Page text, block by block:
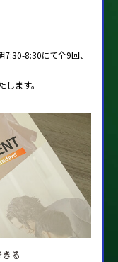
8:30にて全9回、
ます。
る